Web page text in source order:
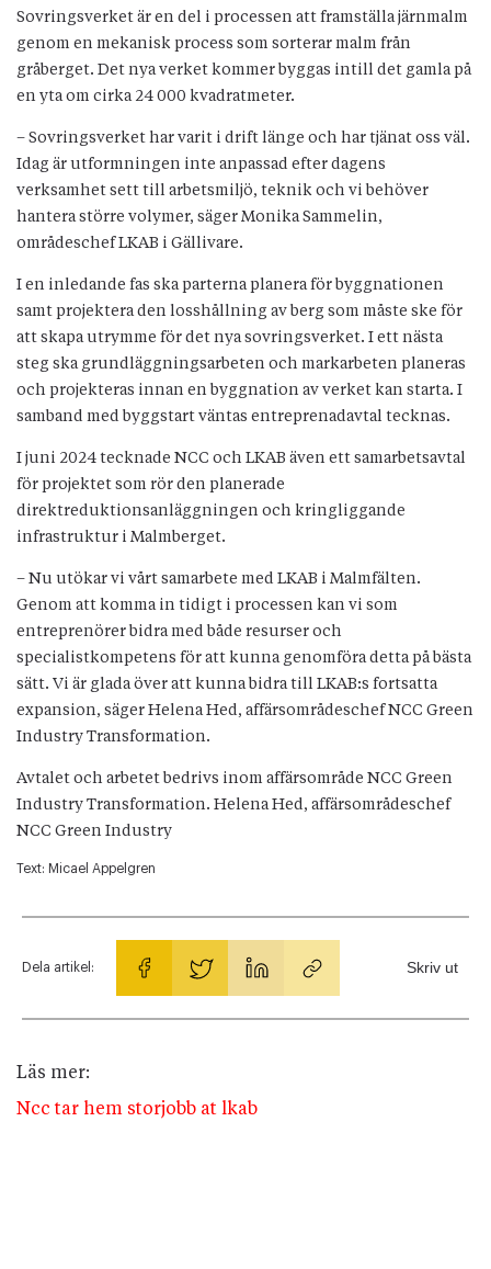
Sovringsverket är en del i processen att framställa järnmalm
genom en mekanisk process som sorterar malm från
gråberget. Det nya verket kommer byggas intill det gamla på
en yta om cirka 24 000 kvadratmeter.
– Sovringsverket har varit i drift länge och har tjänat oss väl.
Idag är utformningen inte anpassad efter dagens
verksamhet sett till arbetsmiljö, teknik och vi behöver
hantera större volymer, säger Monika Sammelin,
områdeschef LKAB i Gällivare.
I en inledande fas ska parterna planera för byggnationen
samt projektera den losshållning av berg som måste ske för
att skapa utrymme för det nya sovringsverket. I ett nästa
steg ska grundläggningsarbeten och markarbeten planeras
och projekteras innan en byggnation av verket kan starta. I
samband med byggstart väntas entreprenadavtal tecknas.
I juni 2024 tecknade NCC och LKAB även ett samarbetsavtal
för projektet som rör den planerade
direktreduktionsanläggningen och kringliggande
infrastruktur i Malmberget.
– Nu utökar vi vårt samarbete med LKAB i Malmfälten.
Genom att komma in tidigt i processen kan vi som
entreprenörer bidra med både resurser och
specialistkompetens för att kunna genomföra detta på bästa
sätt. Vi är glada över att kunna bidra till LKAB:s fortsatta
expansion, säger Helena Hed, affärsområdeschef NCC Green
Industry Transformation.
Avtalet och arbetet bedrivs inom affärsområde NCC Green
Industry Transformation. Helena Hed, affärsområdeschef
NCC Green Industry
Text: Micael Appelgren
Dela artikel: Skriv ut
Läs mer:
Ncc tar hem storjobb at lkab